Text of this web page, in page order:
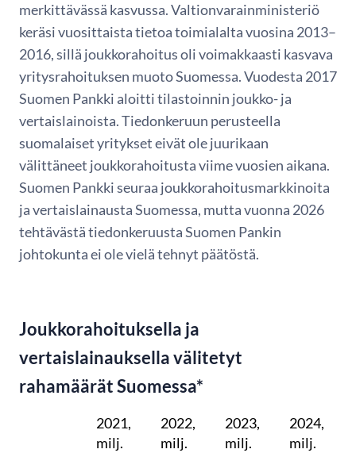
merkittävässä kasvussa. Valtionvarainministeriö
keräsi vuosittaista tietoa toimialalta vuosina 2013–
2016, sillä joukkorahoitus oli voimakkaasti kasvava
yritysrahoituksen muoto Suomessa. Vuodesta 2017
Suomen Pankki aloitti tilastoinnin joukko- ja
vertaislainoista. Tiedonkeruun perusteella
suomalaiset yritykset eivät ole juurikaan
välittäneet joukkorahoitusta viime vuosien aikana.
Suomen Pankki seuraa joukkorahoitusmarkkinoita
ja vertaislainausta Suomessa, mutta vuonna 2026
tehtävästä tiedonkeruusta Suomen Pankin
johtokunta ei ole vielä tehnyt päätöstä.
Joukkorahoituksella ja
vertaislainauksella välitetyt
rahamäärät Suomessa*
2021,
milj.
2022,
milj.
2023,
milj.
2024,
milj.